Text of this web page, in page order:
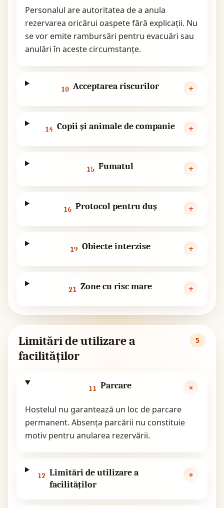
Personalul are autoritatea de a anula
rezervarea oricărui oaspete fără explicații. Nu
se vor emite rambursări pentru evacuări sau
anulări în aceste circumstanțe.
10 Acceptarea riscurilor
14 Copii și animale de companie
15 Fumatul
16 Protocol pentru duș
19 Obiecte interzise
21 Zone cu risc mare
Limitări de utilizare a
facilităților
5
11 Parcare
Hostelul nu garantează un loc de parcare
permanent. Absența parcării nu constituie
motiv pentru anularea rezervării.
12 Limitări de utilizare a
facilităților